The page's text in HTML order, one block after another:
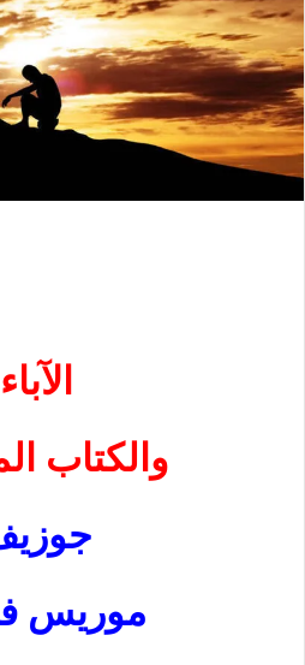
الآباء
والكتاب
موريس